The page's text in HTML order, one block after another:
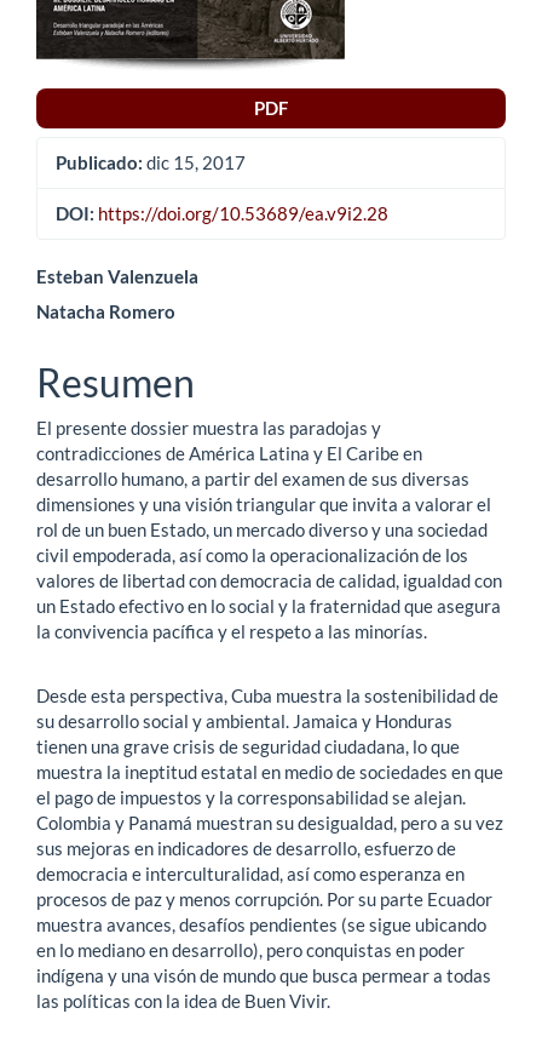
PDF
Publicado: dic 15, 2017
DOI: https://doi.org/10.53689/ea.v9i2.28
Contenido
principal
del
artículo
Esteban Valenzuela
Natacha Romero
Resumen
El presente dossier muestra las paradojas y
contradicciones de América Latina y El Caribe en
desarrollo humano, a partir del examen de sus diversas
dimensiones y una visión triangular que invita a valorar el
rol de un buen Estado, un mercado diverso y una sociedad
civil empoderada, así como la operacionalización de los
valores de libertad con democracia de calidad, igualdad con
un Estado efectivo en lo social y la fraternidad que asegura
la convivencia pacífica y el respeto a las minorías.
Desde esta perspectiva, Cuba muestra la sostenibilidad de
su desarrollo social y ambiental. Jamaica y Honduras
tienen una grave crisis de seguridad ciudadana, lo que
muestra la ineptitud estatal en medio de sociedades en que
el pago de impuestos y la corresponsabilidad se alejan.
Colombia y Panamá muestran su desigualdad, pero a su vez
sus mejoras en indicadores de desarrollo, esfuerzo de
democracia e interculturalidad, así como esperanza en
procesos de paz y menos corrupción. Por su parte Ecuador
muestra avances, desafíos pendientes (se sigue ubicando
en lo mediano en desarrollo), pero conquistas en poder
indígena y una visón de mundo que busca permear a todas
las políticas con la idea de Buen Vivir.